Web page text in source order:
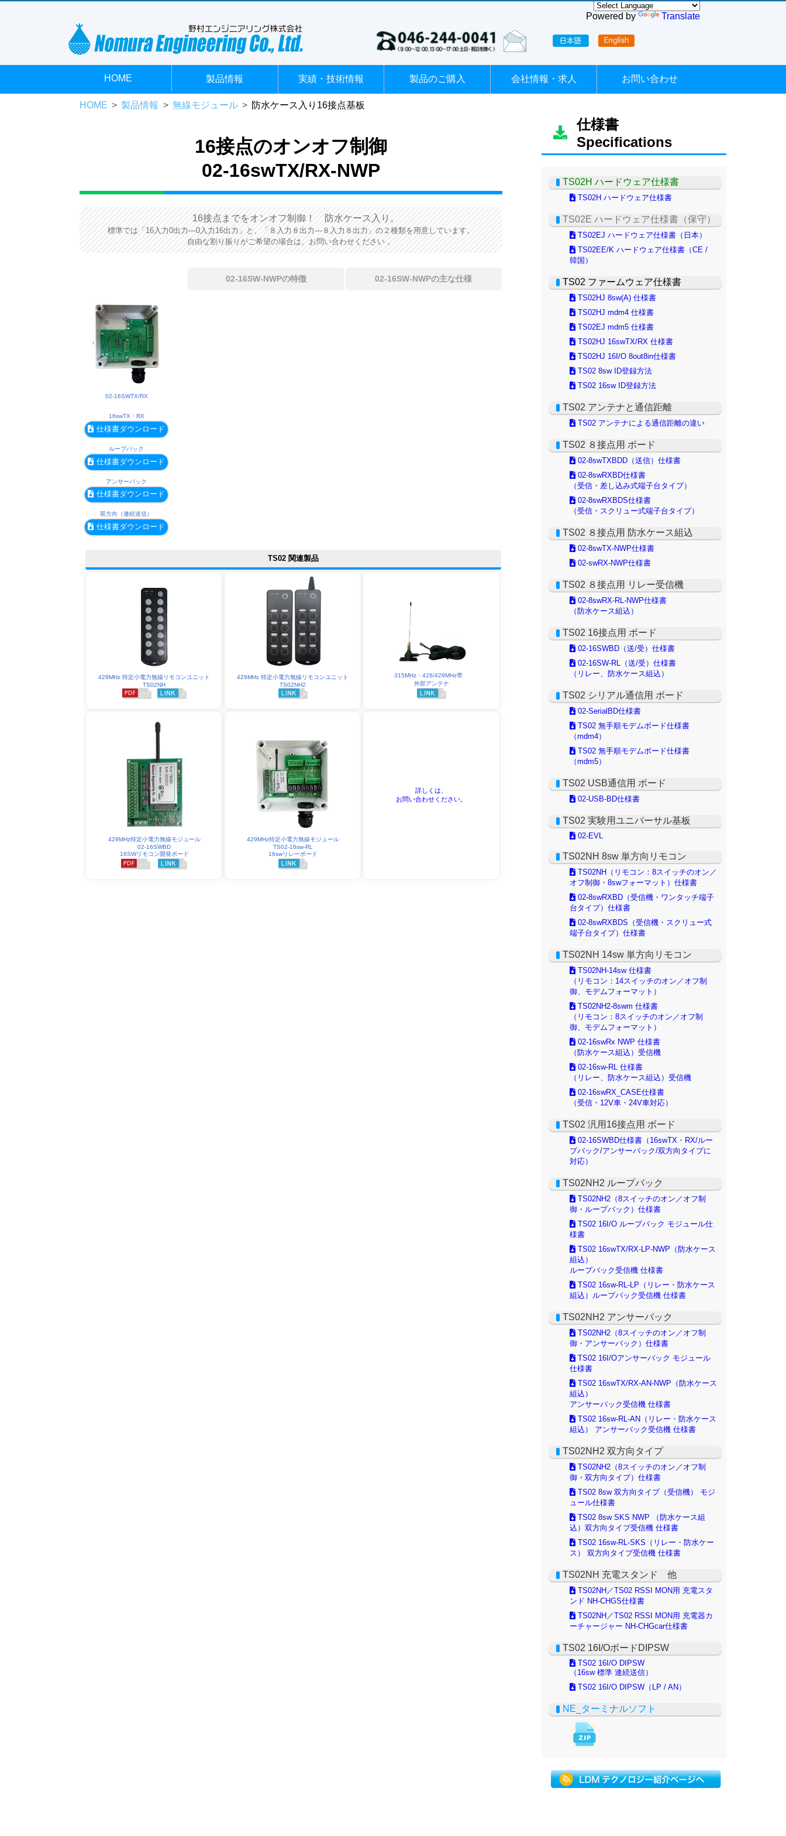
Powered by Translate
HOME 製品情報 実績・技術情報 製品のご購入 会社情報・求人 お問い合わせ
HOME 製品情報 無線モジュール 防水ケース入り16接点基板
16接点のオンオフ制御
02-16swTX/RX-NWP
16接点までをオンオフ制御！ 防水ケース入り。
標準では「16入力0出力―0入力16出力」と、「８入力８出力―８入力８出力」の２種類を用意しています。
自由な割り振りがご希望の場合は、お問い合わせください 。
02-16SWTX/RX
16swTX・RX
仕様書ダウンロード
ループバック
仕様書ダウンロード
アンサーバック
仕様書ダウンロード
双方向（連続送信）
仕様書ダウンロード
02-16SW-NWPの特徴 02-16SW-NWPの主な仕様
TS02 関連製品
429MHz 特定小電力無線リモコンユニット
TS02NH
429MHz 特定小電力無線リモコンユニット
TS02NH2
315MHz・426/429MHz帯
外部アンテナ
429MHz特定小電力無線モジュール
02-16SWBD
16SWリモコン開発ボード
429MHz特定小電力無線モジュール
TS02-16sw-RL
16swリレーボード
詳しくは、
お問い合わせください。
仕様書
Specifications